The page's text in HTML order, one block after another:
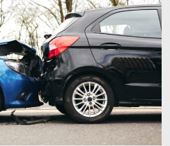
LinkedInYouTubeInstagram